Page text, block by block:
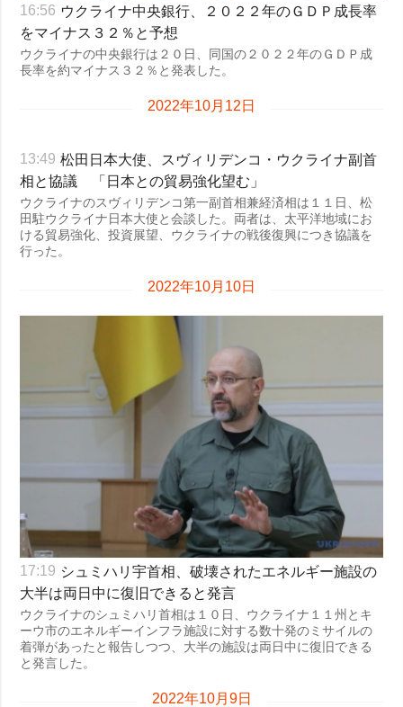
16:56 ウクライナ中央銀行、２０２２年のＧＤＰ成長率
をマイナス３２％と予想
ウクライナの中央銀行は２０日、同国の２０２２年のＧＤＰ成
長率を約マイナス３２％と発表した。
2022年10月12日
13:49 松田日本大使、スヴィリデンコ・ウクライナ副首
相と協議 「日本との貿易強化望む」
ウクライナのスヴィリデンコ第一副首相兼経済相は１１日、松
田駐ウクライナ日本大使と会談した。両者は、太平洋地域にお
ける貿易強化、投資展望、ウクライナの戦後復興につき協議を
行った。
2022年10月10日
17:19 シュミハリ宇首相、破壊されたエネルギー施設の
大半は両日中に復旧できると発言
ウクライナのシュミハリ首相は１０日、ウクライナ１１州とキ
ーウ市のエネルギーインフラ施設に対する数十発のミサイルの
着弾があったと報告しつつ、大半の施設は両日中に復旧できる
と発言した。
2022年10月9日